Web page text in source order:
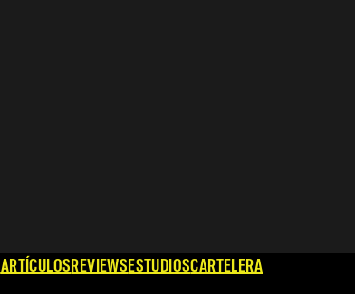
ARTÍCULOSREVIEWSESTUDIOSCARTELERA